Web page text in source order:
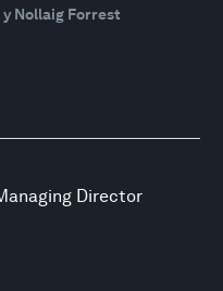
Nollaig Forrest
Director